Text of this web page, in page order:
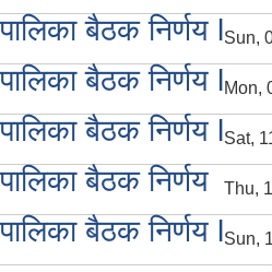
बैठक निर्णय lSun,
बैठक निर्णय lMon,
बैठक निर्णय lSat,
बैठक निर्णय Thu,
बैठक निर्णय lSun,